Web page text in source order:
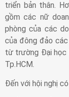
triển bản thân.
gồm các nữ
phòng của các
của đông đảo
từ trường Đại học
Tp.HCM.
Đến với hội nghị